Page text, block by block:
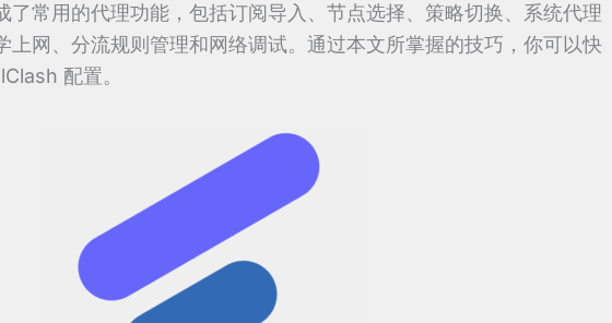
了常用的代理功能，包括订阅导入、节点选择、策略切换、系统代理
上网、分流规则管理和网络调试。通过本文所掌握的技巧，你可以快
配置。